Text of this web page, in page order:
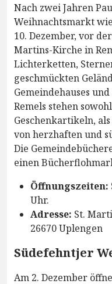
Nach zwei Jahren
Weihnachtsmarkt
10. Dezember, vor
Martins-Kirche in
Lichterketten,
geschmückten
Gemeindehauses
Remels stehen
Geschenkartikeln,
von herzhaften und
Die
einen
Öffnungszeiten:
Uhr.
Adresse: St.
26670 Uplengen
Südefehntjer
Am 2. Dezember